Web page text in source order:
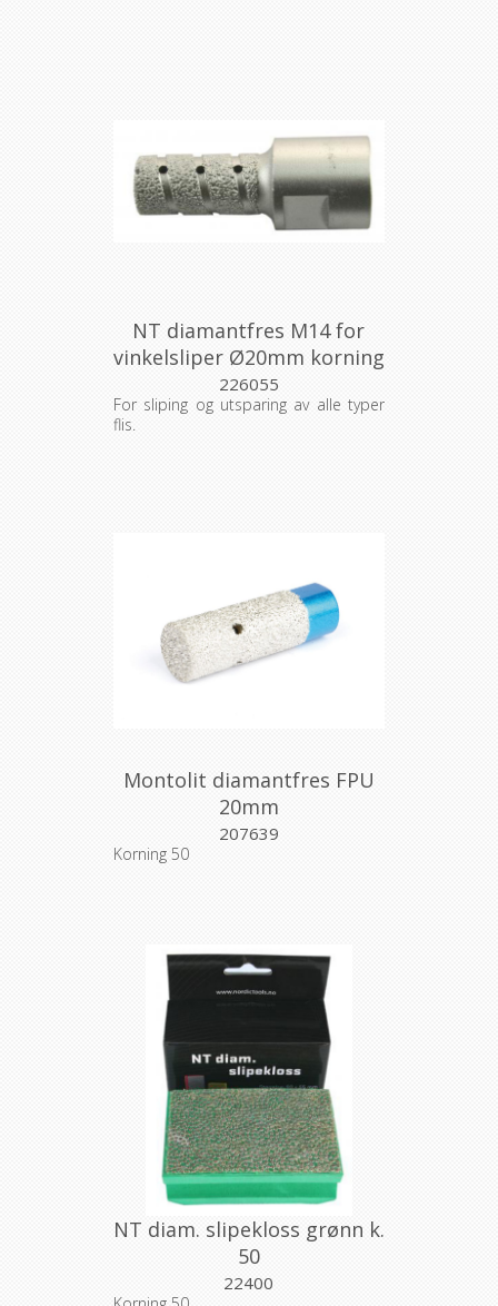
NT diamantfres M14 for
vinkelsliper Ø20mm korning
30
226055
For sliping og utsparing av alle typer
flis.
Montolit diamantfres FPU
20mm
207639
Korning 50
NT diam. slipekloss grønn k.
50
22400